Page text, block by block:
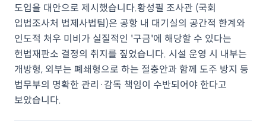
도입을 대안으로 제시했습니다.황성필 조사관 (국회
입법조사처 법제사법팀)은 공항 내 대기실의 공간적 한계와
인도적 처우 미비가 실질적인 '구금'에 해당할 수 있다는
헌법재판소 결정의 취지를 짚었습니다. 시설 운영 시 내부는
개방형, 외부는 폐쇄형으로 하는 절충안과 함께 도주 방지 등
법무부의 명확한 관리·감독 책임이 수반되어야 한다고
보았습니다.